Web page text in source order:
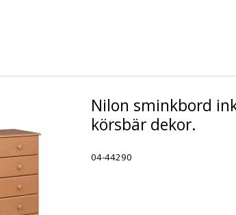
Nilon sminkbord
körsbär dekor.
04-44290